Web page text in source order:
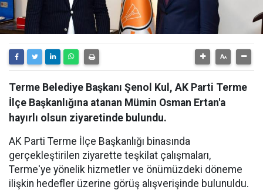
Terme Belediye Başkanı Şenol Kul, AK Parti Terme
İlçe Başkanlığına atanan Mümin Osman Ertan'a
hayırlı olsun ziyaretinde bulundu.
AK Parti Terme İlçe Başkanlığı binasında
gerçekleştirilen ziyarette teşkilat çalışmaları,
Terme'ye yönelik hizmetler ve önümüzdeki döneme
ilişkin hedefler üzerine görüş alışverişinde bulunuldu.